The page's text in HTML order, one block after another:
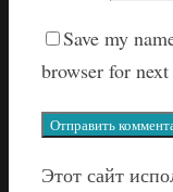
Save my
browser for
Этот сайт